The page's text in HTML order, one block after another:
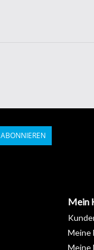
ABONNIEREN
Mein
Meine
Meine